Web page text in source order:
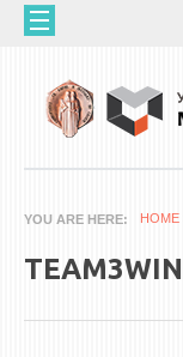
Skip to main content
ЗА НАС
60 ГОДИНИ МФ
НАУЧНА ДЕЈНОСТ
YOU ARE HERE HOME
TEAM3WIN